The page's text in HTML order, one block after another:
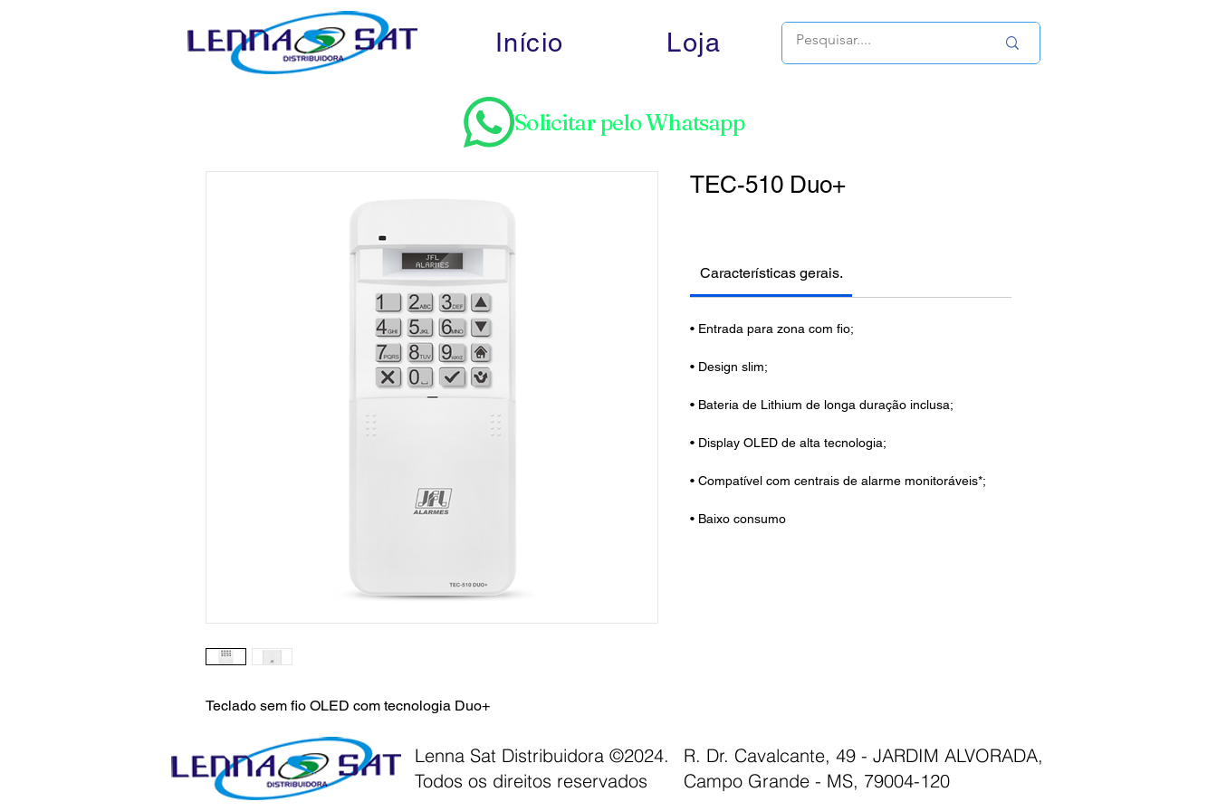
Início Loja
Solicitar pelo Whatsapp
Teclado sem fio OLED com tecnologia Duo+
TEC-510 Duo+
Características gerais.
• Entrada para zona com fio;
• Design slim;
• Bateria de Lithium de longa duração inclusa;
• Display OLED de alta tecnologia;
• Compatível com centrais de alarme monitoráveis*;
• Baixo consumo
Lenna Sat Distribuidora ©2024.
Todos os direitos reservados
R. Dr. Cavalcante, 49 - JARDIM ALVORADA,
Campo Grande - MS, 79004-120